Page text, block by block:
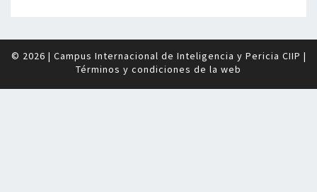
© 2026 | Campus Internacional de Inteligencia y Pericia CIIP |
Términos y condiciones de la web